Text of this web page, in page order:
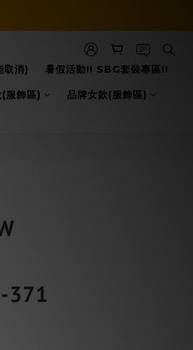
消) 暑假活動!! SBG套裝專區!!
服飾區) 品牌女款(服飾區)
371
立即購買